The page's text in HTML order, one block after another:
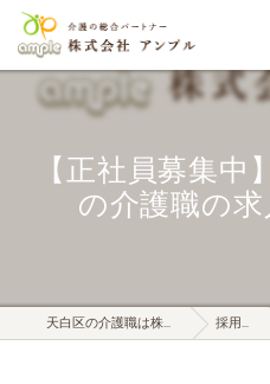
【正社員募集中
の介護職の
天白区の介護職は株式会社アンプル 採用ブログ